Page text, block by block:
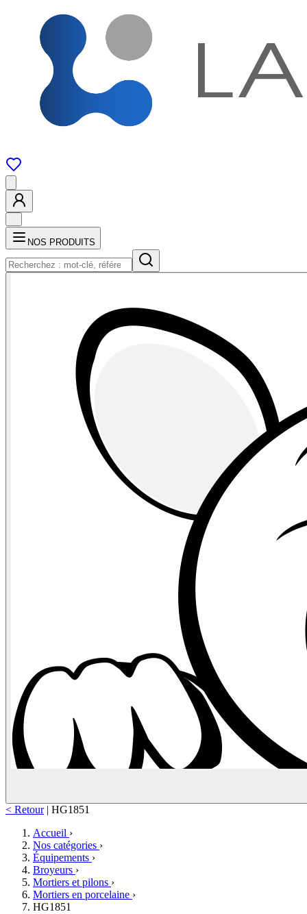
NOS PRODUITS
< Retour | HG1851
Accueil ›
Nos catégories ›
Équipements ›
Broyeurs ›
Mortiers et pilons ›
Mortiers en porcelaine ›
HG1851